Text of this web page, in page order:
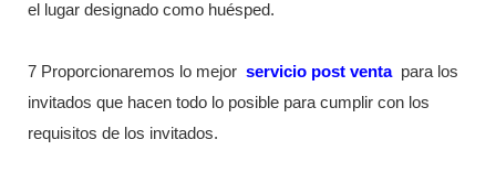
el lugar designado como huésped.
7 Proporcionaremos lo mejor servicio post venta para los
invitados que hacen todo lo posible para cumplir con los
requisitos de los invitados.